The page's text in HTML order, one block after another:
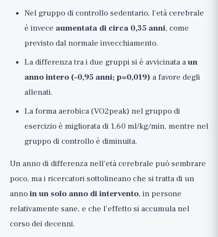
Nel gruppo di controllo sedentario, l'età cerebrale
è invece aumentata di circa 0,35 anni, come
previsto dal normale invecchiamento.
La differenza tra i due gruppi si è avvicinata aun
anno intero (-0,95 anni; p=0,019) a favore degli
allenati.
La forma aerobica (VO2peak) nel gruppo di
esercizio è migliorata di 1,60 ml/kg/min, mentre nel
gruppo di controllo è diminuita.
Un anno di differenza nell'età cerebrale può sembrare
poco, ma i ricercatori sottolineano che si tratta di un
annoin un solo anno di intervento, in persone
relativamente sane, e che l'effetto si accumula nel
corso dei decenni.